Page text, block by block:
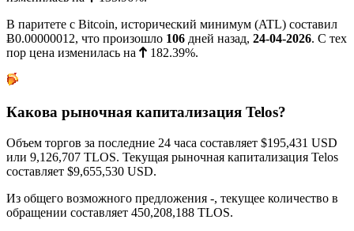
В паритете с Bitcoin, исторический минимум (ATL) составил
Ƀ0.00000012, что произошло 106 дней назад, 24-04-2026. С тех
пор цена изменилась на
182.39%.
Какова рыночная капитализация Telos?
Объем торгов за последние 24 часа составляет $195,431 USD
или 9,126,707 TLOS. Текущая рыночная капитализация Telos
составляет $9,655,530 USD.
Из общего возможного предложения -, текущее количество в
обращении составляет 450,208,188 TLOS.